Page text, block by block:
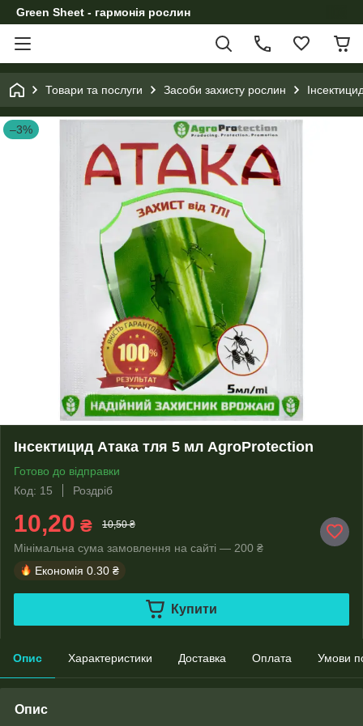
Green Sheet - гармонія рослин
Товари та послуги Засоби захисту рослин
–3%
Інсектицид Атака тля 5 мл AgroProtection
Готово до відправки
Код: 15
Роздріб
10,20 ₴ 10,50 ₴
Мінімальна сума замовлення на сайті — 200 ₴
Економія 0.30 ₴
Купити
Опис Характеристики Доставка Оплата Умови
Опис